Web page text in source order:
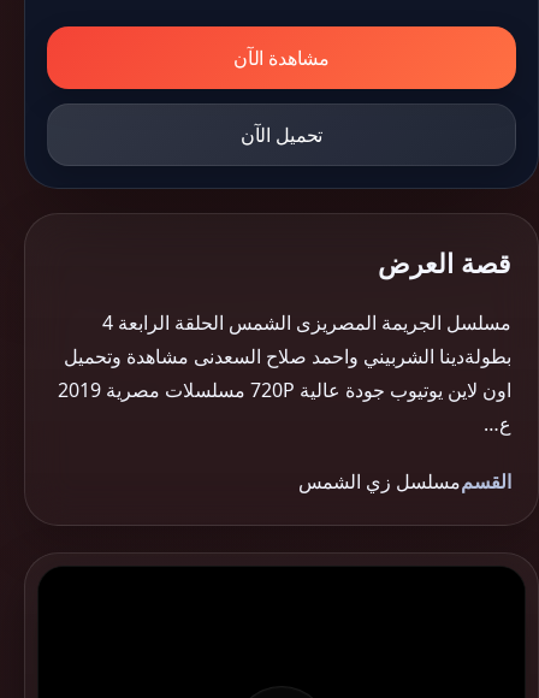
مشاهدة الآن
تحميل الآن
قصة العرض
مسلسل الجريمة المصريزى الشمس الحلقة الرابعة 4
بطولةدينا الشربيني واحمد صلاح السعدنى مشاهدة وتحميل
اون لاين يوتيوب جودة عالية 720P مسلسلات مصرية 2019
ع…
القسممسلسل زي الشمس